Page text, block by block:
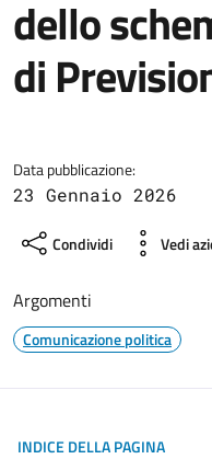
dello
di
Data pubblicazione:
23 Gennaio 2026
Condividi Vedi
Argomenti
Comunicazione politica
INDICE DELLA PAGINA